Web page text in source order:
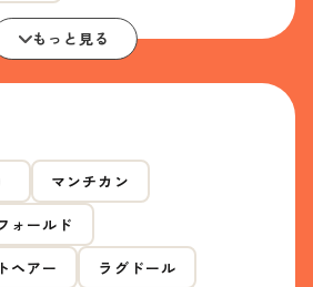
もっと見る
マンチカン
ォールド
ヘアー ラグドール